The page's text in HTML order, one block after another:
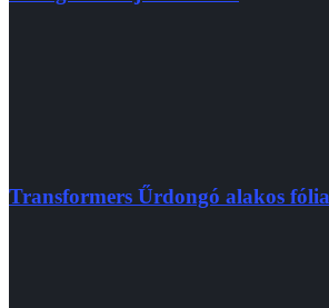
Transformers Űrdongó alakos